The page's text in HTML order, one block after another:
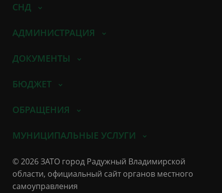
СНД
АДМИНИСТРАЦИЯ
ДОКУМЕНТЫ
БЮДЖЕТ
ОБРАЩЕНИЯ
МУНИЦИПАЛЬНЫЕ УСЛУГИ
© 2026 ЗАТО город Радужный Владимирской
области, официальный сайт органов местного
самоуправления